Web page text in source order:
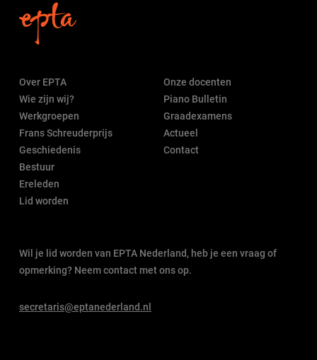
Over EPTA
Wie zijn wij?
Werkgroepen
Frans Schreuderprijs
Geschiedenis
Bestuur
Ereleden
Lid worden
Onze docenten
Piano Bulletin
Graadexamens
Actueel
Contact
Wil je lid worden van EPTA Nederland, heb je een vraag of
opmerking? Neem contact met ons op.
secretaris@eptanederland.nl